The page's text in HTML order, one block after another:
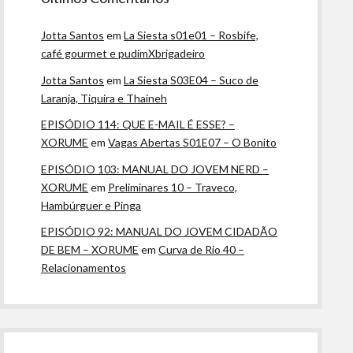
Jotta Santos emLa Siesta s01e01 – Rosbife,
café gourmet e pudimXbrigadeiro
Jotta Santos emLa Siesta S03E04 – Suco de
Laranja, Tiquira e Thaineh
EPISÓDIO 114: QUE E-MAIL É ESSE? –
XORUME emVagas Abertas S01E07 – O Bonito
EPISÓDIO 103: MANUAL DO JOVEM NERD –
XORUME em Preliminares 10 – Traveco,
Hambúrguer e Pinga
EPISÓDIO 92: MANUAL DO JOVEM CIDADÃO
DE BEM – XORUME emCurva de Rio 40 –
Relacionamentos